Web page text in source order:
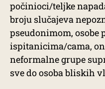
počinioci/teljke
broju slučajeva
pseudonimom, osobe
ispitanicima/cama,
neformalne grupe
sve do osoba bliskih